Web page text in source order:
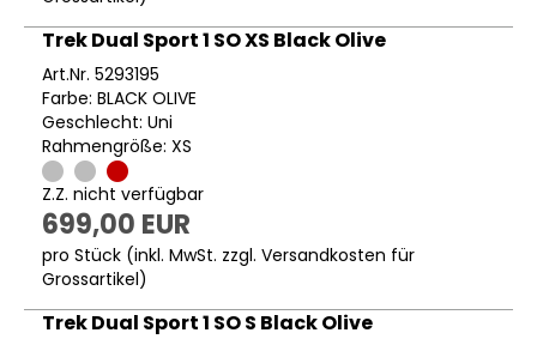
Trek Dual Sport 1 SO XS Black Olive
Art.Nr. 5293195
Farbe: BLACK OLIVE
Geschlecht: Uni
Rahmengröße: XS
Z.Z. nicht verfügbar
699,00 EUR
pro Stück (inkl. MwSt. zzgl. Versandkosten für
Grossartikel)
Trek Dual Sport 1 SO S Black Olive